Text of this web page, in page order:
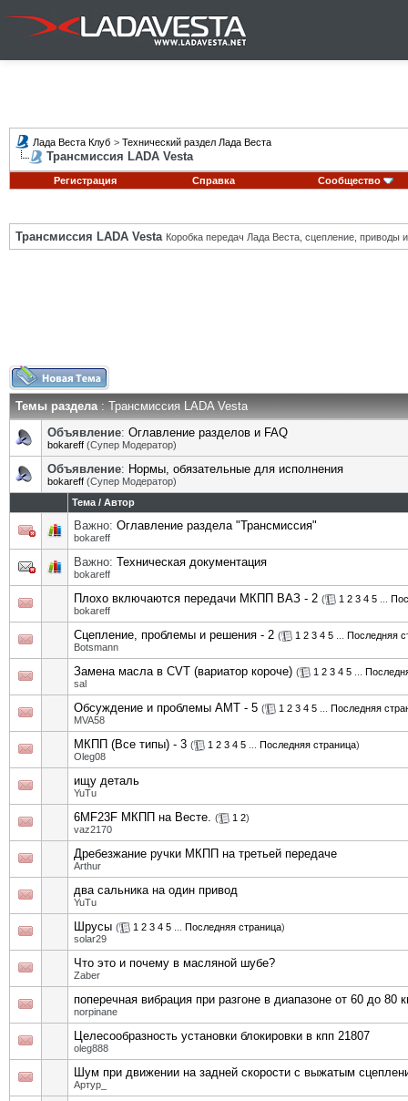
Лада Веста Клуб > Технический раздел Лада Веста
Трансмиссия LADA Vesta
Регистрация Справка Сообщество
Трансмиссия LADA Vesta Коробка передач Лада Веста, сцепление, приводы и
Темы раздела: Трансмиссия LADA Vesta
Объявление: Оглавление разделов и FAQ
bokareff (Супер Модератор)
Объявление: Нормы, обязательные для исполнения
bokareff (Супер Модератор)
Тема / Автор
Важно: Оглавление раздела "Трансмиссия"
bokareff
Важно: Техническая документация
bokareff
Плохо включаются передачи МКПП ВАЗ - 2 ( 1 2 3 4 5
bokareff
Сцепление, проблемы и решения - 2 ( 1 2 3 4 5
Последняя
Botsmann
Замена масла в CVT (вариатор короче) ( 1 2 3 4 5
sal
Обсуждение и проблемы АМТ - 5 ( 1 2 3 4 5
Последняя
MVA58
МКПП (Все типы) - 3 ( 1 2 3 4 5 Последняя страница)
Oleg08
ищу деталь
YuTu
6MF23F МКПП на Весте. ( 1 2)
vaz2170
Дребезжание ручки МКПП на третьей передаче
Arthur
два сальника на один привод
YuTu
Шрусы ( 1 2 3 4 5 Последняя страница)
solar29
Что это и почему в масляной шубе?
Zaber
поперечная вибрация при разгоне в диапазоне от 60 до 80
norpinane
Целесообразность установки блокировки в кпп 21807
oleg888
Шум при движении на задней скорости с выжатым
Артур_